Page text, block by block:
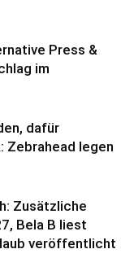
Press &
im
dafür
Zebrahead legen
Zusätzliche
Bela B liest
veröffentlicht